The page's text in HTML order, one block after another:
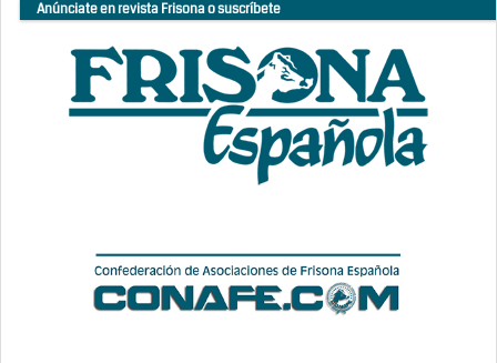
Anúnciate en revista Frisona o suscríbete